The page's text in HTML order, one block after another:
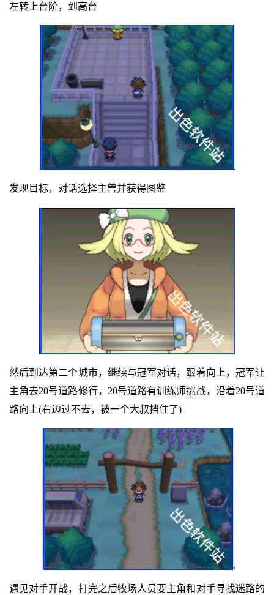
左转上台阶，到高台
发现目标，对话选择主兽并获得图鉴
然后到达第二个城市，继续与冠军对话，跟着向上，冠军让
主角去20号道路修行，20号道路有训练师挑战，沿着20号道
路向上(右边过不去，被一个大叔挡住了)
遇见对手开战，打完之后牧场人员要主角和对手寻找迷路的